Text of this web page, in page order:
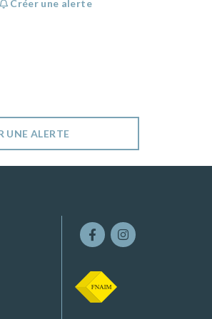
Créer une alerte
UNE ALERTE